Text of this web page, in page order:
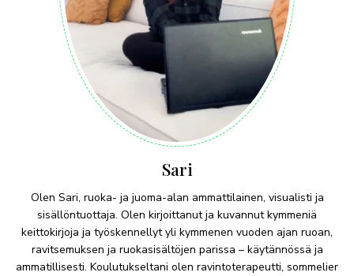
Sari
Olen Sari, ruoka- ja juoma-alan ammattilainen, visualisti ja
sisällöntuottaja. Olen kirjoittanut ja kuvannut kymmeniä
keittokirjoja ja työskennellyt yli kymmenen vuoden ajan ruoan,
ravitsemuksen ja ruokasisältöjen parissa – käytännössä ja
ammatillisesti. Koulutukseltani olen ravintoterapeutti, sommelier